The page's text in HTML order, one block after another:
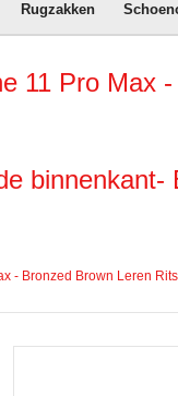
Rugzakken
11 Pro Max
binnenkant-
- Bronzed Brown Leren